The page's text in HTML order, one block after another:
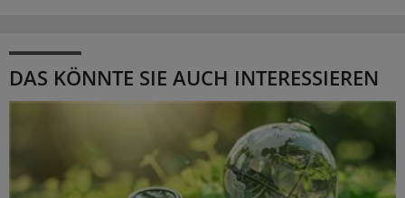
DAS KÖNNTE SIE AUCH INTERESSIEREN